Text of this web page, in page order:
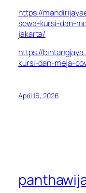
https://
sewa-kursi-dan-
jakarta/
https://
kursi-dan-meja-
April 16, 2026